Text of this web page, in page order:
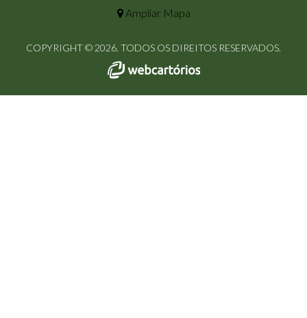
Ampliar Mapa
COPYRIGHT © 2026. TODOS OS DIREITOS RESERVADOS.